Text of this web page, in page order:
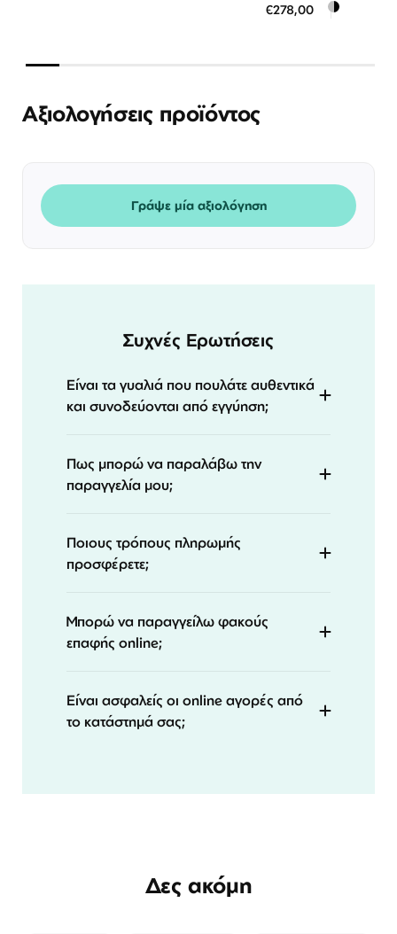
€278,00
Αξιολογήσεις προϊόντος
Γράψε μία αξιολόγηση
Συχνές Ερωτήσεις
Είναι τα γυαλιά που πουλάτε αυθεντικά
και συνοδεύονται από εγγύηση;
Πως μπορώ να παραλάβω την
παραγγελία μου;
Ποιους τρόπους πληρωμής
προσφέρετε;
Μπορώ να παραγγείλω φακούς
επαφής online;
Είναι ασφαλείς οι online αγορές από
το κατάστημά σας;
Δες ακόμη